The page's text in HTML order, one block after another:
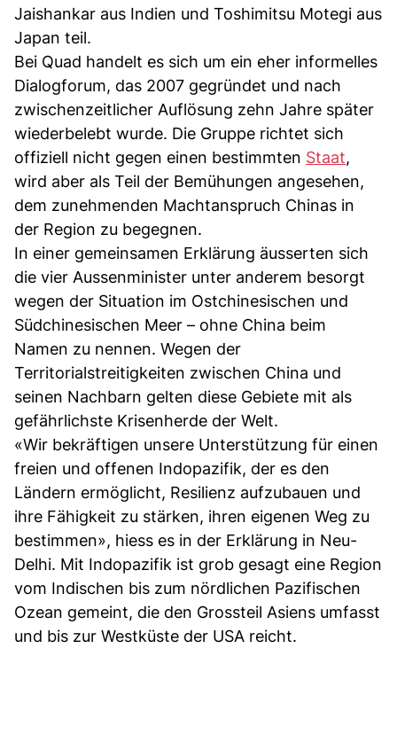
Jaishankar aus Indien und Toshimitsu Motegi aus
Japan teil.
Bei Quad handelt es sich um ein eher informelles
Dialogforum, das 2007 gegründet und nach
zwischenzeitlicher Auflösung zehn Jahre später
wiederbelebt wurde. Die Gruppe richtet sich
offiziell nicht gegen einen bestimmten Staat,
wird aber als Teil der Bemühungen angesehen,
dem zunehmenden Machtanspruch Chinas in
der Region zu begegnen.
In einer gemeinsamen Erklärung äusserten sich
die vier Aussenminister unter anderem besorgt
wegen der Situation im Ostchinesischen und
Südchinesischen Meer – ohne China beim
Namen zu nennen. Wegen der
Territorialstreitigkeiten zwischen China und
seinen Nachbarn gelten diese Gebiete mit als
gefährlichste Krisenherde der Welt.
«Wir bekräftigen unsere Unterstützung für einen
freien und offenen Indopazifik, der es den
Ländern ermöglicht, Resilienz aufzubauen und
ihre Fähigkeit zu stärken, ihren eigenen Weg zu
bestimmen», hiess es in der Erklärung in Neu-
Delhi. Mit Indopazifik ist grob gesagt eine Region
vom Indischen bis zum nördlichen Pazifischen
Ozean gemeint, die den Grossteil Asiens umfasst
und bis zur Westküste der USA reicht.